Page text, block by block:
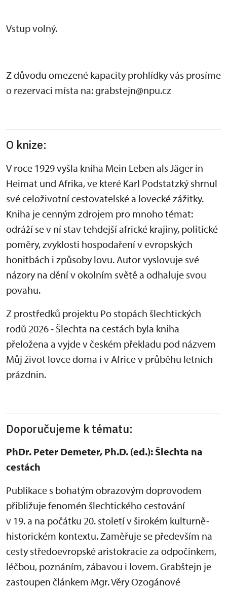
Vstup volný.
Z důvodu omezené kapacity prohlídky vás prosíme
o rezervaci místa na: grabstejn@npu.cz
O knize:
V roce 1929 vyšla kniha Mein Leben als Jäger in
Heimat und Afrika, ve které Karl Podstatzký shrnul
své celoživotní cestovatelské a lovecké zážitky.
Kniha je cenným zdrojem pro mnoho témat:
odráží se v ní stav tehdejší africké krajiny, politické
poměry, zvyklosti hospodaření v evropských
honitbách i způsoby lovu. Autor vyslovuje své
názory na dění v okolním světě a odhaluje svou
povahu.
Z prostředků projektu Po stopách šlechtických
rodů 2026 - Šlechta na cestách byla kniha
přeložena a vyjde v českém překladu pod názvem
Můj život lovce doma i v Africe v průběhu letních
prázdnin.
Doporučujeme k tématu:
PhDr. Peter Demeter, Ph.D. (ed.): Šlechta na
cestách
Publikace s bohatým obrazovým doprovodem
přibližuje fenomén šlechtického cestování
v 19. a na počátku 20. století v širokém kulturně-
historickém kontextu. Zaměřuje se především na
cesty středoevropské aristokracie za odpočinkem,
léčbou, poznáním, zábavou i lovem. Grabštejn je
zastoupen článkem Mgr. Věry Ozogánové